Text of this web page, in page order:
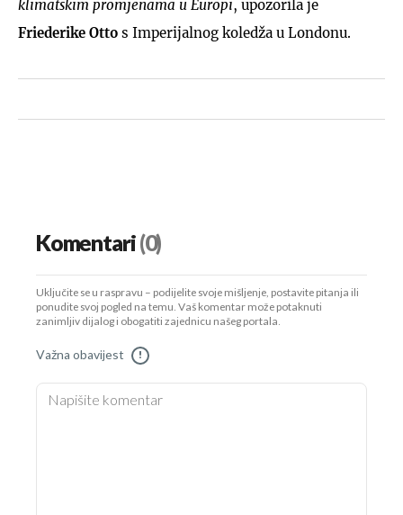
klimatskim promjenama u Europi, upozorila je
Friederike Otto s Imperijalnog koledža u Londonu.
Komentari(0)
Uključite se u raspravu – podijelite svoje mišljenje, postavite pitanja ili
ponudite svoj pogled na temu. Vaš komentar može potaknuti
zanimljiv dijalog i obogatiti zajednicu našeg portala.
Važna obavijest !